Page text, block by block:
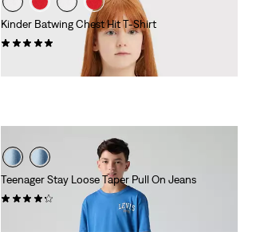
Kinder Batwing Chest Hit T-Shirt
Teenager Stay Loose Taper Pull On Jeans